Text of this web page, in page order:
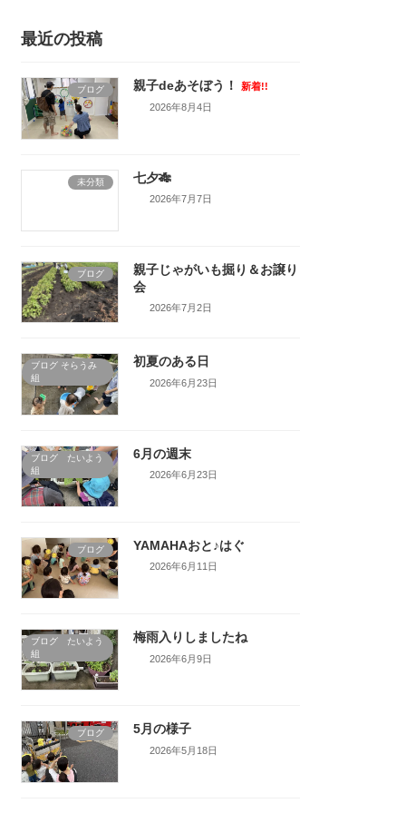
最近の投稿
ブログ 親子deあそぼう！
新着!!
2026年8月4日
未分類 七夕🎋
2026年7月7日
ブログ
親子じゃがいも掘り＆お譲り
会
2026年7月2日
ブログ そらうみ
組
初夏のある日
2026年6月23日
ブログ たいよう
組
6月の週末
2026年6月23日
ブログ YAMAHAおと♪はぐ
2026年6月11日
ブログ たいよう
組
梅雨入りしましたね
2026年6月9日
ブログ 5月の様子
2026年5月18日